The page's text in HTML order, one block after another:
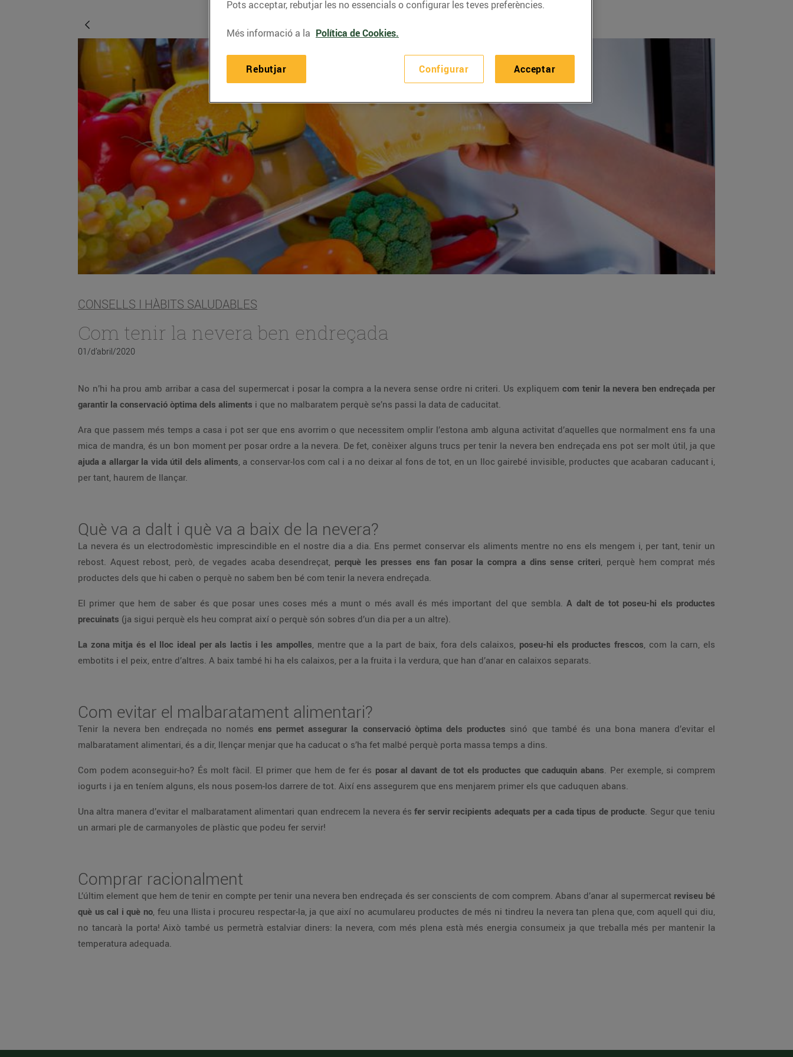
CONSELLS I HÀBITS SALUDABLES
Com tenir la nevera ben endreçada
01/d’abril/2020
No n’hi ha prou amb arribar a casa del supermercat i posar la compra a la nevera sense ordre ni criteri. Us expliquem com tenir la nevera ben endreçada per
garantir la conservació òptima dels aliments i que no malbaratem perquè se’ns passi la data de caducitat.
Ara que passem més temps a casa i pot ser que ens avorrim o que necessitem omplir l’estona amb alguna activitat d’aquelles que normalment ens fa una
mica de mandra, és un bon moment per posar ordre a la nevera. De fet, conèixer alguns trucs per tenir la nevera ben endreçada ens pot ser molt útil, ja que
ajuda a allargar la vida útil dels aliments, a conservar-los com cal i a no deixar al fons de tot, en un lloc gairebé invisible, productes que acabaran caducant i,
per tant, haurem de llançar.
Què va a dalt i què va a baix de la nevera?
La nevera és un electrodomèstic imprescindible en el nostre dia a dia. Ens permet conservar els aliments mentre no ens els mengem i, per tant, tenir un
rebost. Aquest rebost, però, de vegades acaba desendreçat, perquè les presses ens fan posar la compra a dins sense criteri, perquè hem comprat més
productes dels que hi caben o perquè no sabem ben bé com tenir la nevera endreçada.
El primer que hem de saber és que posar unes coses més a munt o més avall és més important del que sembla. A dalt de tot poseu-hi els productes
precuinats (ja sigui perquè els heu comprat així o perquè són sobres d’un dia per a un altre).
La zona mitja és el lloc ideal per als lactis i les ampolles, mentre que a la part de baix, fora dels calaixos, poseu-hi els productes frescos, com la carn, els
embotits i el peix, entre d’altres. A baix també hi ha els calaixos, per a la fruita i la verdura, que han d’anar en calaixos separats.
Com evitar el malbaratament alimentari?
Tenir la nevera ben endreçada no només ens permet assegurar la conservació òptima dels productes sinó que també és una bona manera d’evitar el
malbaratament alimentari, és a dir, llençar menjar que ha caducat o s’ha fet malbé perquè porta massa temps a dins.
Com podem aconseguir-ho? És molt fàcil. El primer que hem de fer és posar al davant de tot els productes que caduquin abans. Per exemple, si comprem
iogurts i ja en teníem alguns, els nous posem-los darrere de tot. Així ens assegurem que ens menjarem primer els que caduquen abans.
Una altra manera d’evitar el malbaratament alimentari quan endrecem la nevera és fer servir recipients adequats per a cada tipus de producte. Segur que teniu
un armari ple de carmanyoles de plàstic que podeu fer servir!
Comprar racionalment
L’últim element que hem de tenir en compte per tenir una nevera ben endreçada és ser conscients de com comprem. Abans d’anar al supermercat reviseu bé
què us cal i què no, feu una llista i procureu respectar-la, ja que així no acumulareu productes de més ni tindreu la nevera tan plena que, com aquell qui diu,
no tancarà la porta! Això també us permetrà estalviar diners: la nevera, com més plena està més energia consumeix ja que treballa més per mantenir la
temperatura adequada.
Pots acceptar, rebutjar les no essencials o configurar les teves preferències.
Més informació a la Política de Cookies.
Configurar
Rebutjar Acceptar